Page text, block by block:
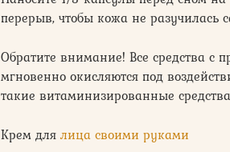
перерыв, чтобы кожа не разучилась
Обратите внимание! Все средства с
мгновенно окисляются под
такие витаминизированные
Крем для лица своими руками